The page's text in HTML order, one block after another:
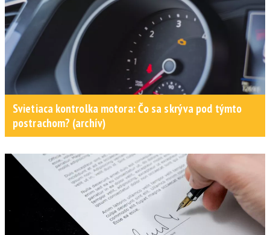
Svietiaca kontrolka motora: Čo sa skrýva pod týmto
postrachom? (archív)